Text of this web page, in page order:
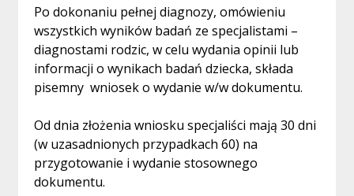
Po dokonaniu pełnej diagnozy, omówieniu
wszystkich wyników badań ze specjalistami –
diagnostami rodzic, w celu wydania opinii lub
informacji o wynikach badań dziecka, składa
pisemny wniosek o wydanie w/w dokumentu.
Od dnia złożenia wniosku specjaliści mają 30 dni
(w uzasadnionych przypadkach 60) na
przygotowanie i wydanie stosownego
dokumentu.